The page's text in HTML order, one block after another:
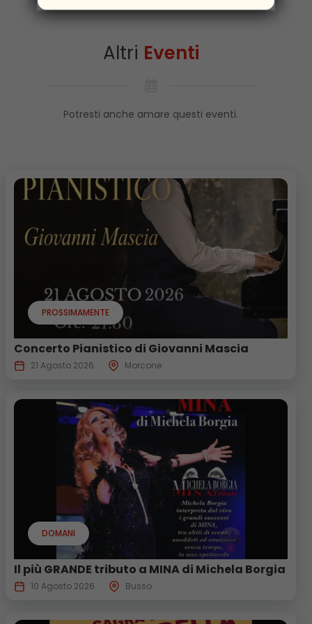
Altri Eventi
Potresti anche amare questi eventi.
PROSSIMAMENTE
Concerto Pianistico di Giovanni Mascia
21 Agosto 2026 Morcone
DOMANI
Il più GRANDE tributo a MINA di Michela Borgia
10 Agosto 2026 Busso